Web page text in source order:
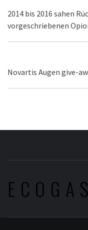
2014 bis 2016 sahen
vorgeschriebenen
Novartis Augen give-